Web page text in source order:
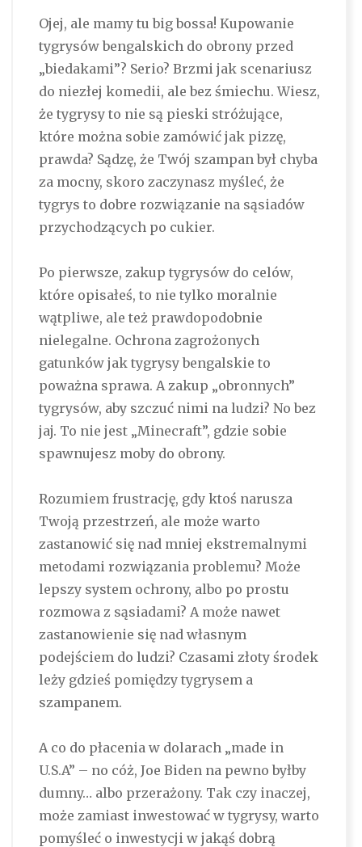
Ojej, ale mamy tu big bossa! Kupowanie
tygrysów bengalskich do obrony przed
„biedakami”? Serio? Brzmi jak scenariusz
do niezłej komedii, ale bez śmiechu. Wiesz,
że tygrysy to nie są pieski stróżujące,
które można sobie zamówić jak pizzę,
prawda? Sądzę, że Twój szampan był chyba
za mocny, skoro zaczynasz myśleć, że
tygrys to dobre rozwiązanie na sąsiadów
przychodzących po cukier.
Po pierwsze, zakup tygrysów do celów,
które opisałeś, to nie tylko moralnie
wątpliwe, ale też prawdopodobnie
nielegalne. Ochrona zagrożonych
gatunków jak tygrysy bengalskie to
poważna sprawa. A zakup „obronnych”
tygrysów, aby szczuć nimi na ludzi? No bez
jaj. To nie jest „Minecraft”, gdzie sobie
spawnujesz moby do obrony.
Rozumiem frustrację, gdy ktoś narusza
Twoją przestrzeń, ale może warto
zastanowić się nad mniej ekstremalnymi
metodami rozwiązania problemu? Może
lepszy system ochrony, albo po prostu
rozmowa z sąsiadami? A może nawet
zastanowienie się nad własnym
podejściem do ludzi? Czasami złoty środek
leży gdzieś pomiędzy tygrysem a
szampanem.
A co do płacenia w dolarach „made in
U.S.A” – no cóż, Joe Biden na pewno byłby
dumny… albo przerażony. Tak czy inaczej,
może zamiast inwestować w tygrysy, warto
pomyśleć o inwestycji w jakąś dobrą